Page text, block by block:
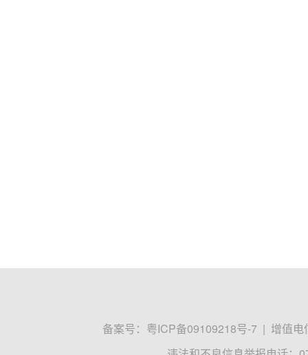
备案号： 粤ICP备09109218号-7 | 增值电